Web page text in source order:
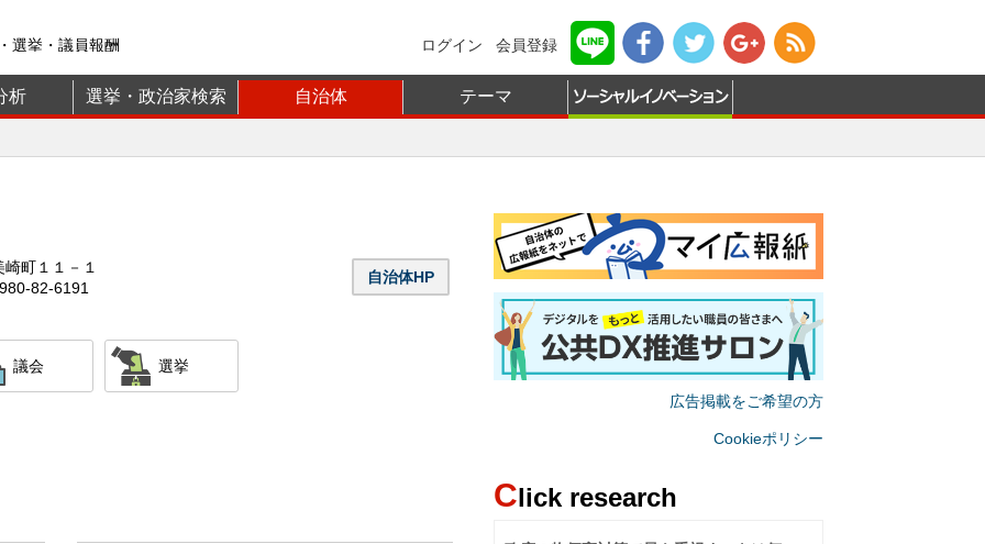
選挙・議員報酬 ログイン 会員登録
析 選挙・政治家検索 自治体 テーマ
町１１－１
82-6191
自治体HP
議会 選挙
広告掲載をご希望の方
Cookieポリシー
Click research